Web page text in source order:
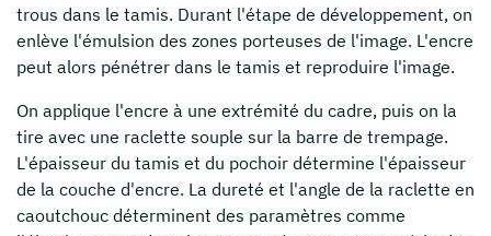
trous dans le tamis. Durant l'étape de développement, on
enlève l'émulsion des zones porteuses de l'image. L'encre
peut alors pénétrer dans le tamis et reproduire l'image.
On applique l'encre à une extrémité du cadre, puis on la
tire avec une raclette souple sur la barre de trempage.
L'épaisseur du tamis et du pochoir détermine l'épaisseur
de la couche d'encre. La dureté et l'angle de la raclette en
caoutchouc déterminent des paramètres comme